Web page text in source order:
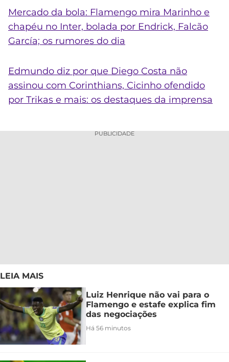
Mercado da bola: Flamengo mira Marinho e
chapéu no Inter, bolada por Endrick, Falcão
García; os rumores do dia
Edmundo diz por que Diego Costa não
assinou com Corinthians, Cicinho ofendido
por Trikas e mais: os destaques da imprensa
PUBLICIDADE
LEIA MAIS
Luiz Henrique não vai para o
Flamengo e estafe explica fim
das negociações
Há 56 minutos